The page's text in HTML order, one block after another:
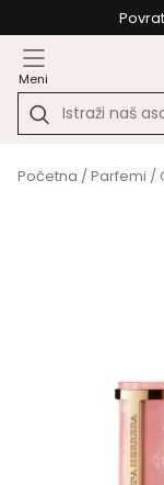
Meni
Početna /Parfemi /